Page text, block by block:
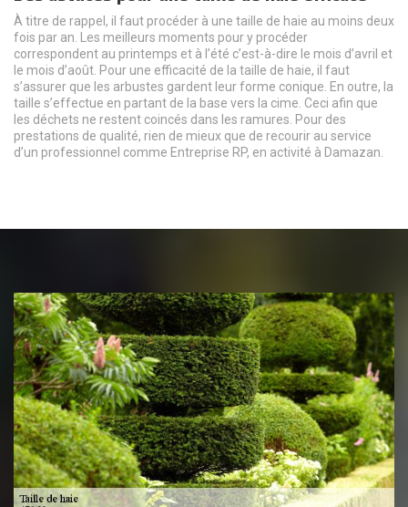
À titre de rappel, il faut procéder à une taille de haie au moins deux
fois par an. Les meilleurs moments pour y procéder
correspondent au printemps et à l’été c’est-à-dire le mois d’avril et
le mois d’août. Pour une efficacité de la taille de haie, il faut
s’assurer que les arbustes gardent leur forme conique. En outre, la
taille s’effectue en partant de la base vers la cime. Ceci afin que
les déchets ne restent coincés dans les ramures. Pour des
prestations de qualité, rien de mieux que de recourir au service
d’un professionnel comme Entreprise RP, en activité à Damazan.